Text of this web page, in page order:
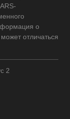
о
отличаться
2